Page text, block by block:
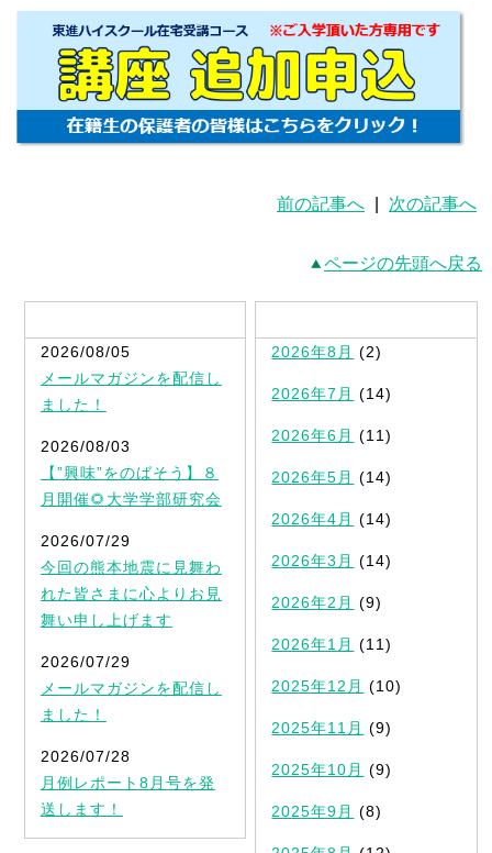
前の記事へ 次の記事へ
ページの先頭へ戻る
2026/08/05
メールマガジンを配信し
ました！
2026/08/03
【”興味”をのばそう】８
月開催🌻大学学部研究会
2026/07/29
今回の熊本地震に見舞わ
れた皆さまに心よりお見
舞い申し上げます
2026/07/29
メールマガジンを配信し
ました！
2026/07/28
月例レポート8月号を発
送します！
2026年8月 (2)
2026年7月 (14)
2026年6月 (11)
2026年5月 (14)
2026年4月 (14)
2026年3月 (14)
2026年2月 (9)
2026年1月 (11)
2025年12月 (10)
2025年11月 (9)
2025年10月 (9)
2025年9月 (8)